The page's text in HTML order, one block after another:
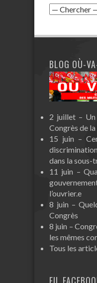
BLOG OÙ-
2 juillet –
Congrès de
15 juin –
dans la sous-
11 juin –
l’ouvrier.e
8 juin –
Congrès
8 juin –
les mêmes
Tous les